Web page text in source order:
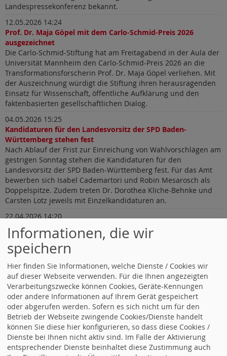
Landespressekonferenz bekannt.
12.05.2026 14:24
Prof. Dr. Maja Göpel mit dem Carlo-Schmid-Preis 2026
ausgezeichnet
Die Carlo-Schmid-Stiftung hat am Freitagabend in der Aula der
Universität Mannheim den Carlo-Schmid-Preis 2026 an die
Transformationsforscherin Prof. Dr. Maja Göpel verliehen. Mit
der Auszeichnung würdigt die Stiftung ihren herausragenden
Einsatz für Wissenschaft, öffentliche Aufklärung und den
faktenbasierten gesellschaftlichen Dialog.
04.05.2026 15:25
Kandidaturen für den Landesvorsitz der SPD Baden-
Württemberg stehen fest
Nach Ablauf der Frist zur Einreichung von Wahlvorschlägen am
gestrigen Sonntag stehen die Kandidaturen für den
Landesvorsitz der SPD Baden-Württemberg fest. Für das Amt
bewerben sich Isabel Cademartori und Robin Mesarosch als
Doppelspitze. Zudem treten Dr. Dorothea Kliche-Behnke und
Carsten Lotz jeweils mit Einzelkandidaturen an.
22.04.2026 14:20
Preisverleihung der Carlo-Schmid-Stiftung
Verleihung des Carlo-Schmid-Preises an Prof. Dr. Maja Göpel
Freitag, 8. Mai 2026, 17:00 Uhr
Aula der Universität Mannheim
im Namen der Carlo-Schmid-Stiftung laden wir Sie herzlich zur
15. Verleihung des Carlo-Schmid-Preises ein.
21.04.2026 10:43
Perspektive Zukunft - Vier Regionalkonferenzen im ganzen
Land
Das Wahlergebnis vom 8. März markiert einen der bittersten
Abende für die Sozialdemokratie in Baden-Württemberg. Klar
ist: Wir brauchen eine echte Neuaufstellung und einen Weg,
Informationen, die wir
speichern
Hier finden Sie Informationen, welche Dienste / Cookies wir
auf dieser Webseite verwenden. Für die Ihnen angezeigten
Verarbeitungszwecke können Cookies, Geräte-Kennungen
oder andere Informationen auf Ihrem Gerät gespeichert
oder abgerufen werden. Sofern es sich nicht um für den
Betrieb der Webseite zwingende Cookies/Dienste handelt
können Sie diese hier konfigurieren, so dass diese Cookies /
Dienste bei Ihnen nicht aktiv sind. Im Falle der Aktivierung
entsprechender Dienste beinhaltet diese Zustimmung auch